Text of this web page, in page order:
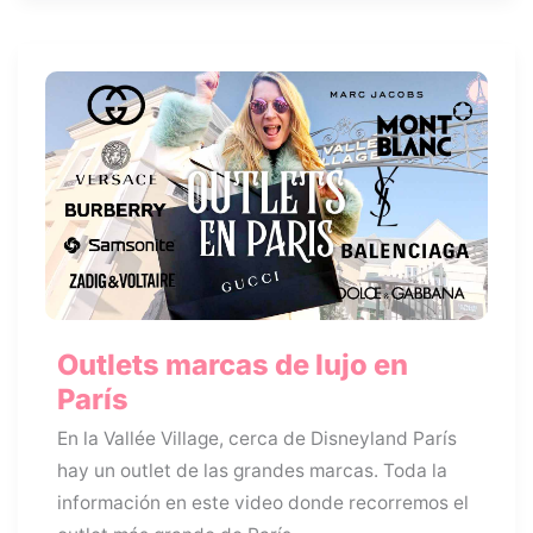
Outlets marcas de lujo en
París
En la Vallée Village, cerca de Disneyland París
hay un outlet de las grandes marcas. Toda la
información en este video donde recorremos el